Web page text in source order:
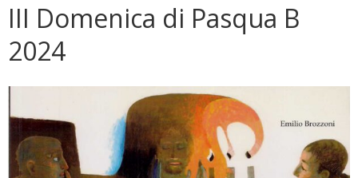
III Domenica di Pasqua B
2024